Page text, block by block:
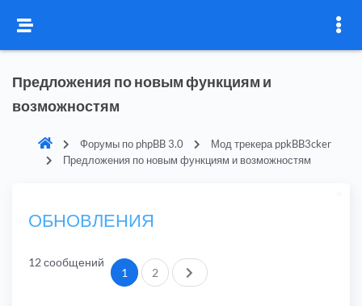
Предложения по новым функциям и
возможностям
Форумы по phpBB 3.0
Мод трекера ppkBB3cker
Предложения по новым функциям и возможностям
ОБНОВЛЕНИЯ
12 сообщений
1 2 След.